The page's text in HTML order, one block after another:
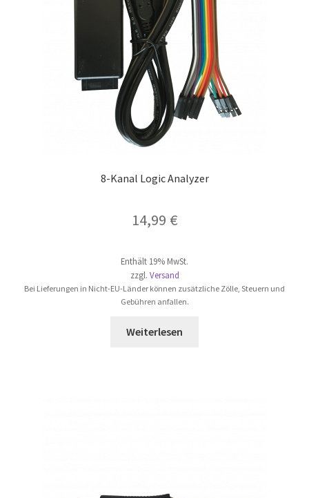
8-Kanal Logic Analyzer
14,99 €
Enthält 19% MwSt.
zzgl. Versand
Bei Lieferungen in Nicht-EU-Länder können zusätzliche Zölle, Steuern und
Gebühren anfallen.
Weiterlesen